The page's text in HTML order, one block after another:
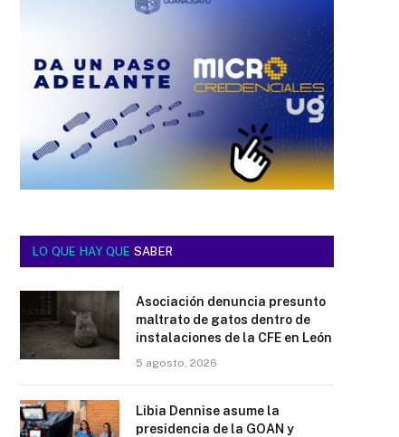
LO QUE HAY QUE SABER
Asociación denuncia presunto
maltrato de gatos dentro de
instalaciones de la CFE en León
5 agosto, 2026
Libia Dennise asume la
presidencia de la GOAN y